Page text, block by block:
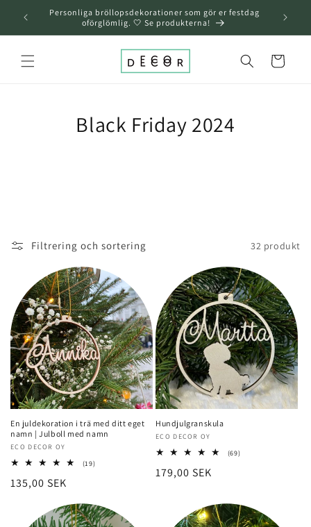
över och
gå till
innehållet
Personliga bröllopsdekorationer som gör er festdag
oförglömlig. 🤍 Se produkterna!
Varukorg
Black Friday 2024
Filtrering och sortering 32 produkt
En juldekoration i trä med ditt eget
namn | Julboll med namn
Säljare:
ECO DECOR OY
(19)19
Normalt
135,00 SEK
Hundjulgranskula
Säljare:
ECO DECOR OY
(69)69
Normalt
179,00 SEK